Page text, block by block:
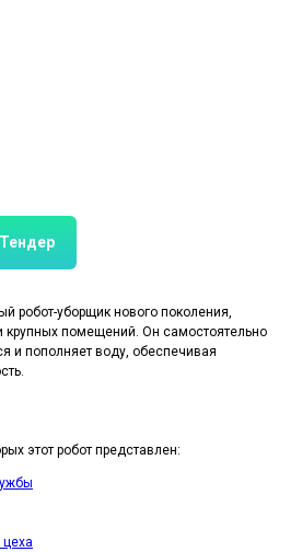
робот-уборщик нового поколения,
крупных помещений. Он самостоятельно
и пополняет воду, обеспечивая
этот робот представлен: